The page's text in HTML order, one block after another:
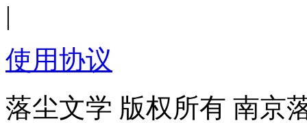
|
使用协议
落尘文学 版权所有 南京